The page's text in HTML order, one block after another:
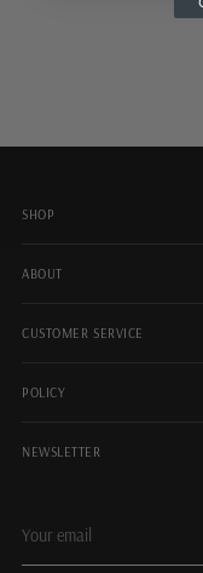
SHOP
ABOUT
CUSTOMER SERVICE
POLICY
NEWSLETTER
email